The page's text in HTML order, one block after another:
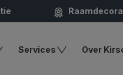
Services Over